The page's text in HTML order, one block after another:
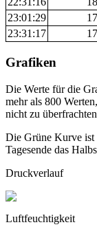
23:01:29
23:31:17
Grafiken
Die Werte für die
mehr als 800
nicht zu
Die Grüne Kurve ist
Tagesende das
Druckverlauf
Luftfeuchtigkeit